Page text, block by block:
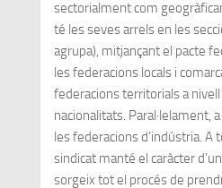
sectorialment com
té les seves arrels en les
agrupa), mitjançant el pacte
les federacions locals i
federacions territorials a
nacionalitats. Paral·lelament,
les federacions d’indústria. A
sindicat manté el caràcter
sorgeix tot el procés de